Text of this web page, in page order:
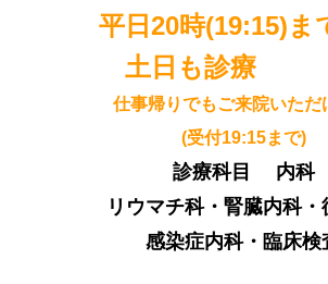
施設・設備のご案内
平日20時(19:15)ま
土日も診療
仕事帰りでもご来院いただ
(受付19:15まで)
診療科目 内科
リウマチ科・腎臓内科・
感染症内科・臨床検